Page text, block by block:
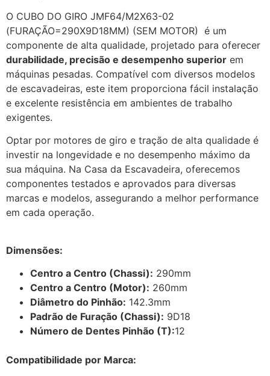
O CUBO DO GIRO JMF64/M2X63-02
(FURAÇÃO=290X9D18MM) (SEM MOTOR) é um
componente de alta qualidade, projetado para oferecer
durabilidade, precisão e desempenho superior em
máquinas pesadas. Compatível com diversos modelos
de escavadeiras, este item proporciona fácil instalação
e excelente resistência em ambientes de trabalho
exigentes.
Optar por motores de giro e tração de alta qualidade é
investir na longevidade e no desempenho máximo da
sua máquina. Na Casa da Escavadeira, oferecemos
componentes testados e aprovados para diversas
marcas e modelos, assegurando a melhor performance
em cada operação.
Dimensões:
Centro a Centro (Chassi): 290mm
Centro a Centro (Motor): 260mm
Diâmetro do Pinhão: 142.3mm
Padrão de Furação (Chassi): 9D18
Número de Dentes Pinhão (T):12
Compatibilidade por Marca: